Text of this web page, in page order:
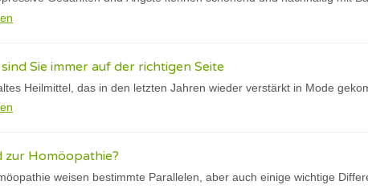
Sie immer auf der richtigen Seite
Heilmittel, das in den letzten Jahren wieder verstärkt in Mode
zur Homöopathie?
weisen bestimmte Parallelen, aber auch einige wichtige